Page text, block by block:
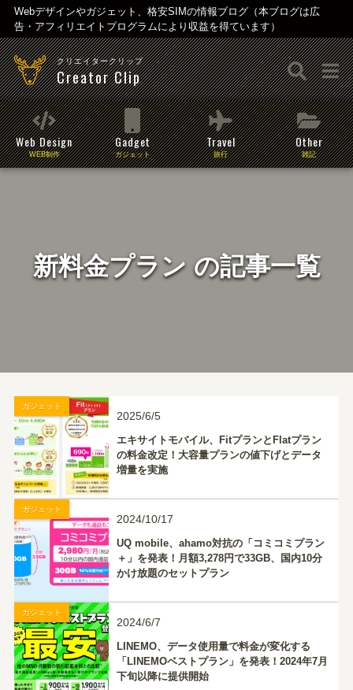
Webデザインやガジェット、格安SIMの情報ブログ（本ブログは広
告・アフィリエイトプログラムにより収益を得ています）
クリエイタークリップ
Creator Clip
Web Design
WEB制作
Gadget
ガジェット
Travel
旅行
Other
雑記
新料金プラン の記事一覧
ガジェット
2025/6/5
エキサイトモバイル、FitプランとFlatプラン
の料金改定！大容量プランの値下げとデータ
増量を実施
ガジェット
2024/10/17
UQ mobile、ahamo対抗の「コミコミプラン
＋」を発表！月額3,278円で33GB、国内10分
かけ放題のセットプラン
ガジェット
2024/6/7
LINEMO、データ使用量で料金が変化する
「LINEMOベストプラン」を発表！2024年7月
下旬以降に提供開始